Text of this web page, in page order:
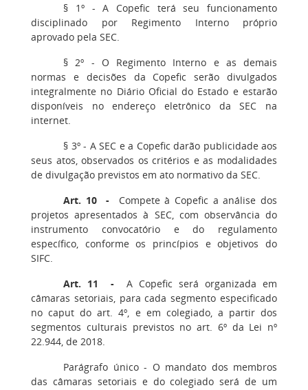
§ 1º - A Copefic terá seu funcionamento
disciplinado por Regimento Interno próprio
aprovado pela SEC.
§ 2º - O Regimento Interno e as demais
normas e decisões da Copefic serão divulgados
integralmente no Diário Oficial do Estado e estarão
disponíveis no endereço eletrônico da SEC na
internet.
§ 3º - A SEC e a Copefic darão publicidade aos
seus atos, observados os critérios e as modalidades
de divulgação previstos em ato normativo da SEC.
Art. 10 - Compete à Copefic a análise dos
projetos apresentados à SEC, com observância do
instrumento convocatório e do regulamento
específico, conforme os princípios e objetivos do
SIFC.
Art. 11 - A Copefic será organizada em
câmaras setoriais, para cada segmento especificado
no caput do art. 4º, e em colegiado, a partir dos
segmentos culturais previstos no art. 6º da Lei nº
22.944, de 2018.
Parágrafo único - O mandato dos membros
das câmaras setoriais e do colegiado será de um